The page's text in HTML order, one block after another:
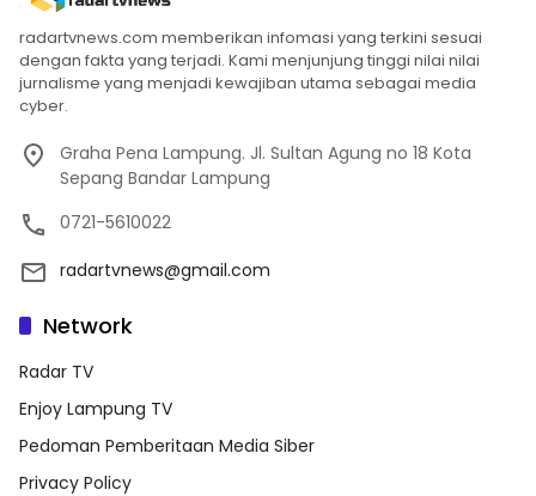
radartvnews.com memberikan infomasi yang terkini sesuai
dengan fakta yang terjadi. Kami menjunjung tinggi nilai nilai
jurnalisme yang menjadi kewajiban utama sebagai media
cyber.
Graha Pena Lampung. Jl. Sultan Agung no 18 Kota
Sepang Bandar Lampung
0721-5610022
radartvnews@gmail.com
Network
Radar TV
Enjoy Lampung TV
Pedoman Pemberitaan Media Siber
Privacy Policy